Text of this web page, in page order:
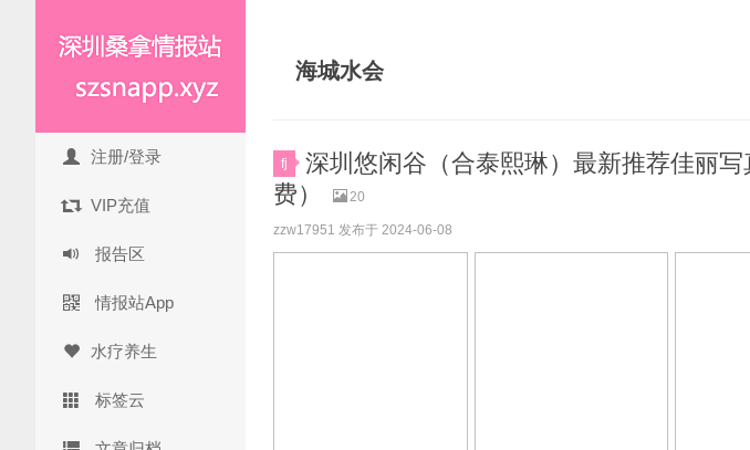
注册/登录
VIP充值
报告区
情报站App
水疗养生
标签云
海城水会
fj
深圳悠闲谷（合泰熙琳）最新推荐佳丽
费）
20
zzw17951 发布于 2024-06-08